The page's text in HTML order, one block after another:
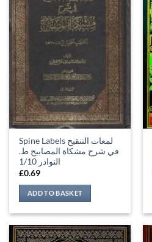
Spine Labels لمعات التنقيح
في شرح مشكاة المصابيح ط.
النوادر 1/10
£0.69
ADD TO BASKET